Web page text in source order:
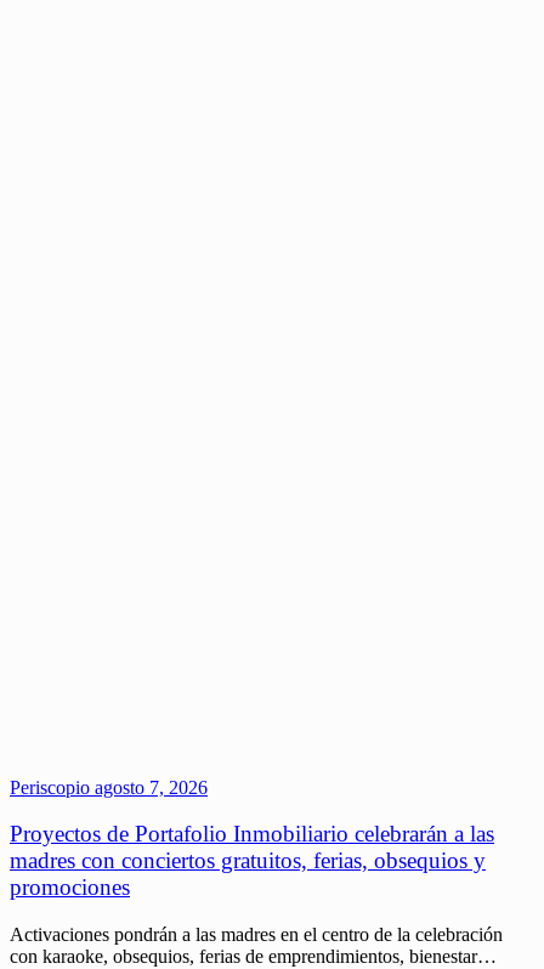
Periscopio agosto 7, 2026
Proyectos de Portafolio Inmobiliario celebrarán a las
madres con conciertos gratuitos, ferias, obsequios y
promociones
Activaciones pondrán a las madres en el centro de la celebración
con karaoke, obsequios, ferias de emprendimientos, bienestar…